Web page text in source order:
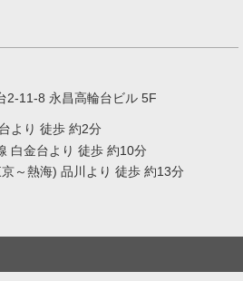
2-11-8 永昌高輪台ビル 5F
より 徒歩 約2分
白金台より 徒歩 約10分
～熱海) 品川より 徒歩 約13分